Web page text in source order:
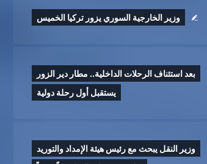
وزير الخارجية السوري يزور تركيا الخميس
بعد استئناف الرحلات الداخلية.. مطار دير الزور
يستقبل أول رحلة دولية
وزير النقل يبحث مع رئيس هيئة الإمداد والتوريد